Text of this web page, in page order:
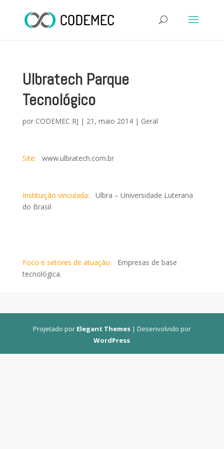
Ulbratech Parque
Tecnológico
por CODEMEC RJ | 21, maio 2014| Geral
Site: www.ulbratech.com.br
Instituição vinculada: Ulbra – Universidade Luterana
do Brasil
Foco e setores de atuação: Empresas de base
tecnológica.
Projetado por Elegant Themes| Desenvolvido por
WordPress